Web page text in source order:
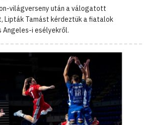
világverseny után a válogatott
Lipták Tamást kérdeztük a fiatalok
Angeles-i esélyekről.